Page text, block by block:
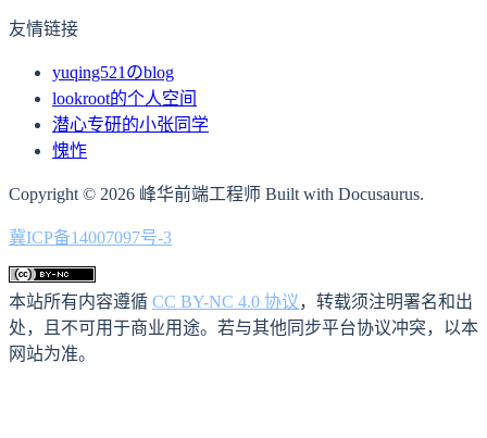
友情链接
yuqing521のblog
lookroot的个人空间
潜心专研的小张同学
愧怍
Copyright © 2026 峰华前端工程师 Built with Docusaurus.
冀ICP备14007097号-3
本站所有内容遵循 CC BY-NC 4.0 协议，转载须注明署名和出
处，且不可用于商业用途。若与其他同步平台协议冲突，以本
网站为准。